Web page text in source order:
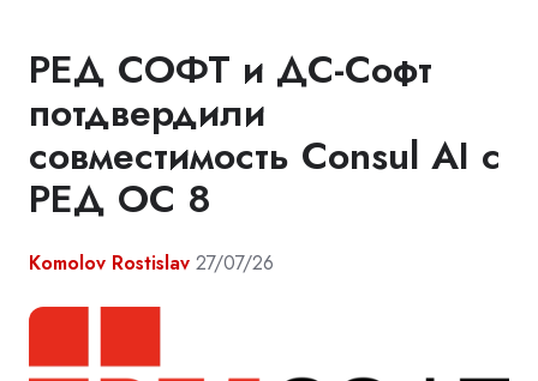
РЕД СОФТ и ДС-Софт
потдвердили
совместимость Consul AI с
РЕД ОС 8
Komolov Rostislav 27/07/26